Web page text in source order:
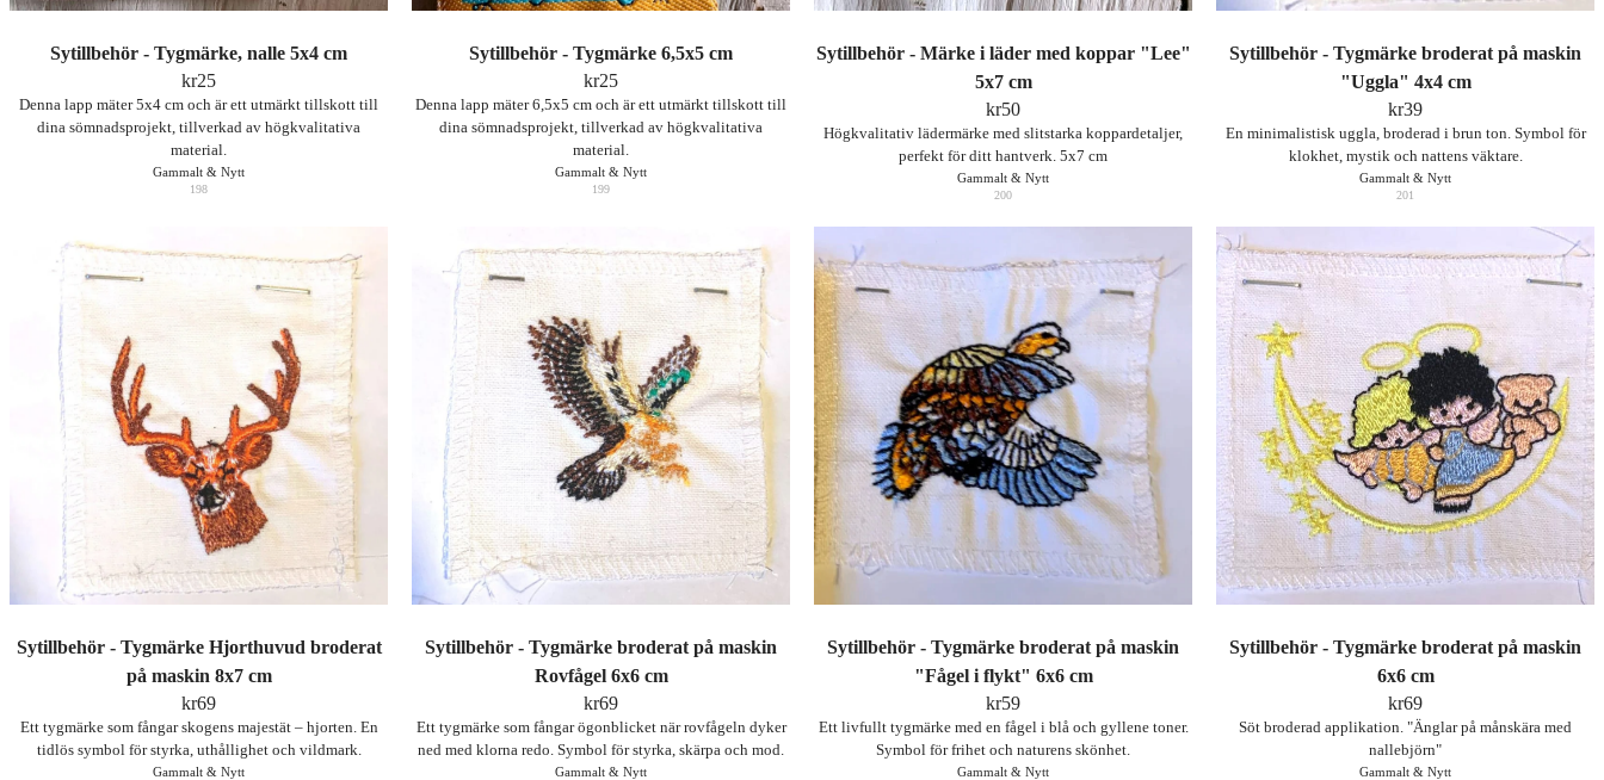
Sytillbehör - Tygmärke, nalle 5x4 cm
kr25
Denna lapp mäter 5x4 cm och är ett utmärkt tillskott till
dina sömnadsprojekt, tillverkad av högkvalitativa
material.
Gammalt & Nytt
198
Sytillbehör - Tygmärke 6,5x5 cm
kr25
Denna lapp mäter 6,5x5 cm och är ett utmärkt tillskott till
dina sömnadsprojekt, tillverkad av högkvalitativa
material.
Gammalt & Nytt
199
Sytillbehör - Märke i läder med koppar "Lee"
5x7 cm
kr50
Högkvalitativ lädermärke med slitstarka koppardetaljer,
perfekt för ditt hantverk. 5x7 cm
Gammalt & Nytt
200
Sytillbehör - Tygmärke broderat på maskin
"Uggla" 4x4 cm
kr39
En minimalistisk uggla, broderad i brun ton. Symbol för
klokhet, mystik och nattens väktare.
Gammalt & Nytt
201
Sytillbehör - Tygmärke Hjorthuvud broderat
på maskin 8x7 cm
kr69
Ett tygmärke som fångar skogens majestät – hjorten. En
tidlös symbol för styrka, uthållighet och vildmark.
Gammalt & Nytt
Sytillbehör - Tygmärke broderat på maskin
Rovfågel 6x6 cm
kr69
Ett tygmärke som fångar ögonblicket när rovfågeln dyker
ned med klorna redo. Symbol för styrka, skärpa och mod.
Gammalt & Nytt
Sytillbehör - Tygmärke broderat på maskin
"Fågel i flykt" 6x6 cm
kr59
Ett livfullt tygmärke med en fågel i blå och gyllene toner.
Symbol för frihet och naturens skönhet.
Gammalt & Nytt
Sytillbehör - Tygmärke broderat på maskin
6x6 cm
kr69
Söt broderad applikation. "Änglar på månskära med
nallebjörn"
Gammalt & Nytt